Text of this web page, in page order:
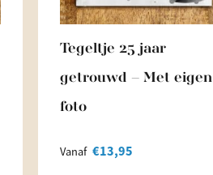
Tegeltje 25 jaar
getrouwd – Met eigen
foto
Vanaf €13,95